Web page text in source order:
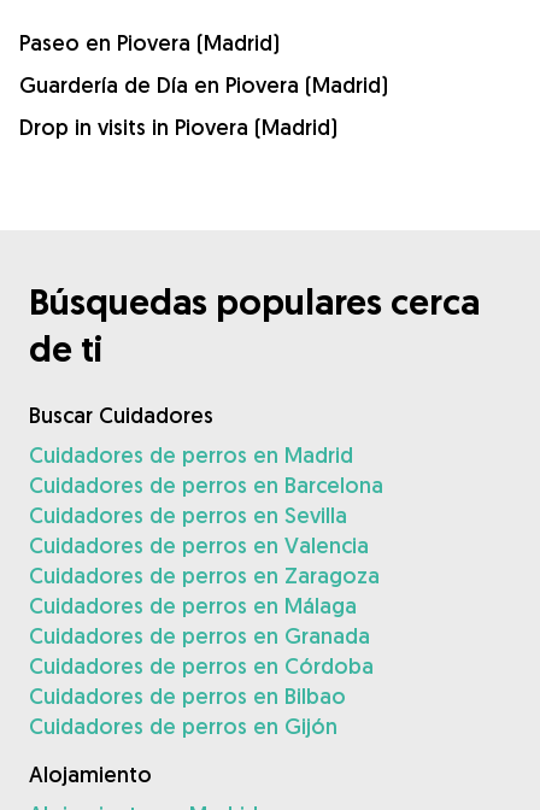
Paseo en Piovera (Madrid)
Guardería de Día en Piovera (Madrid)
Drop in visits in Piovera (Madrid)
Búsquedas populares cerca
de ti
Buscar Cuidadores
Cuidadores de perros en Madrid
Cuidadores de perros en Barcelona
Cuidadores de perros en Sevilla
Cuidadores de perros en Valencia
Cuidadores de perros en Zaragoza
Cuidadores de perros en Málaga
Cuidadores de perros en Granada
Cuidadores de perros en Córdoba
Cuidadores de perros en Bilbao
Cuidadores de perros en Gijón
Alojamiento